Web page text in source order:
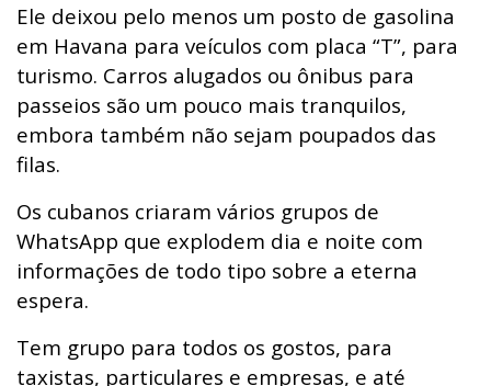
Ele deixou pelo menos um posto de gasolina
em Havana para veículos com placa “T”, para
turismo. Carros alugados ou ônibus para
passeios são um pouco mais tranquilos,
embora também não sejam poupados das
filas.
Os cubanos criaram vários grupos de
WhatsApp que explodem dia e noite com
informações de todo tipo sobre a eterna
espera.
Tem grupo para todos os gostos, para
taxistas, particulares e empresas, e até